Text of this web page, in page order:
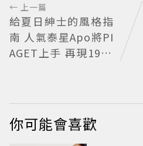
← 上一篇
給夏日紳士的風格指
南 人氣泰星Apo將PI
AGET上手 再現1970
你可能會喜歡